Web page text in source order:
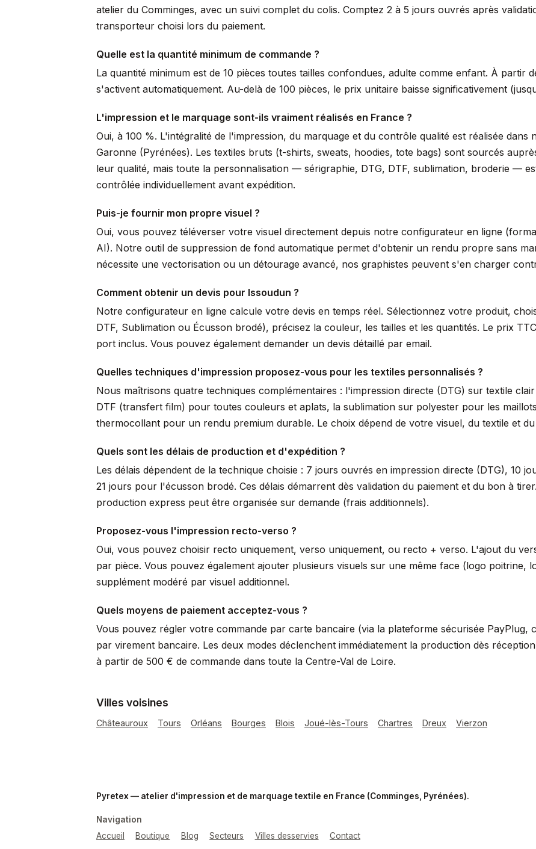
atelier du Comminges, avec un suivi complet du colis. Comptez 2 à 5 jours ouvrés après
transporteur choisi lors du paiement.
Quelle est la quantité minimum de commande ?
La quantité minimum est de 10 pièces toutes tailles confondues, adulte comme enfant. À partir
s'activent automatiquement. Au-delà de 100 pièces, le prix unitaire baisse significativement
L'impression et le marquage sont-ils vraiment réalisés en France ?
Oui, à 100 %. L'intégralité de l'impression, du marquage et du contrôle qualité est réalisée dans
Garonne (Pyrénées). Les textiles bruts (t-shirts, sweats, hoodies, tote bags) sont sourcés
leur qualité, mais toute la personnalisation — sérigraphie, DTG, DTF, sublimation, broderie —
contrôlée individuellement avant expédition.
Puis-je fournir mon propre visuel ?
Oui, vous pouvez téléverser votre visuel directement depuis notre configurateur en ligne
AI). Notre outil de suppression de fond automatique permet d'obtenir un rendu propre sans
nécessite une vectorisation ou un détourage avancé, nos graphistes peuvent s'en charger
Comment obtenir un devis pour Issoudun ?
Notre configurateur en ligne calcule votre devis en temps réel. Sélectionnez votre produit,
DTF, Sublimation ou Écusson brodé), précisez la couleur, les tailles et les quantités. Le prix
port inclus. Vous pouvez également demander un devis détaillé par email.
Quelles techniques d'impression proposez-vous pour les textiles personnalisés ?
Nous maîtrisons quatre techniques complémentaires : l'impression directe (DTG) sur textile
DTF (transfert film) pour toutes couleurs et aplats, la sublimation sur polyester pour les
thermocollant pour un rendu premium durable. Le choix dépend de votre visuel, du textile et
Quels sont les délais de production et d'expédition ?
Les délais dépendent de la technique choisie : 7 jours ouvrés en impression directe (DTG), 10
21 jours pour l'écusson brodé. Ces délais démarrent dès validation du paiement et du bon à
production express peut être organisée sur demande (frais additionnels).
Proposez-vous l'impression recto-verso ?
Oui, vous pouvez choisir recto uniquement, verso uniquement, ou recto + verso. L'ajout du
par pièce. Vous pouvez également ajouter plusieurs visuels sur une même face (logo poitrine,
supplément modéré par visuel additionnel.
Quels moyens de paiement acceptez-vous ?
Vous pouvez régler votre commande par carte bancaire (via la plateforme sécurisée
par virement bancaire. Les deux modes déclenchent immédiatement la production dès
à partir de 500 € de commande dans toute la Centre-Val de Loire.
Villes voisines
Châteauroux Tours Orléans Bourges Blois Joué-lès-Tours Chartres Dreux Vierzon
Pyretex — atelier d'impression et de marquage textile en France (Comminges, Pyrénées).
Navigation
Accueil
Boutique Blog Secteurs Villes desservies Contact